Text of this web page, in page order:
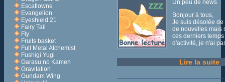
Escaflowne
Evangelion
Eyeshield 21
Fairy Tail
Fly
Fruits basket
Full Metal Alchemist
Fushigi Yugi
Garasu no Kamen
Gravitation
Gundam Wing
Un peu de news
Bonjour à tous,
Je suis désolée
de nouvelles mais
ces derniers
d'activité, je n'ai
Lire la suite